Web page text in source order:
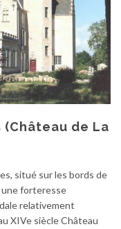
(Château de La
situé sur les bords de
une forteresse
relativement
XIVe siècle Château